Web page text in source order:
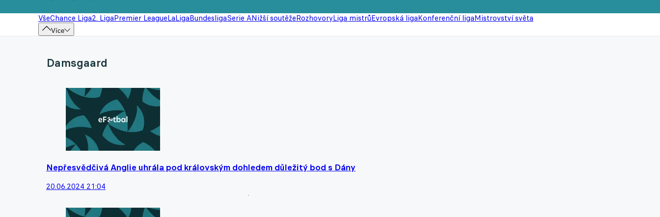
VšeChance Liga2. LigaPremier LeagueLaLigaBundesligaSerie ANižší soutěžeRozhovoryLiga mistrůEvropská ligaKonferenční ligaMistrovství světa
Více
Damsgaard
Nepřesvědčivá Anglie uhrála pod královským dohledem důležitý bod s Dány
20.06.2024 21:04